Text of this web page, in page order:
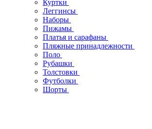
Куртки
Леггинсы
Наборы
Пижамы
Платья и сарафаны
Пляжные принадлежности
Поло
Рубашки
Толстовки
Футболки
Шорты